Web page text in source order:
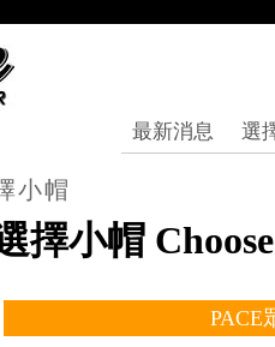
最新消息 選
小帽
擇小帽
PACE